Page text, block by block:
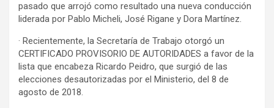
pasado que arrojó como resultado una nueva conducción
liderada por Pablo Micheli, José Rigane y Dora Martínez.
· Recientemente, la Secretaría de Trabajo otorgó un
CERTIFICADO PROVISORIO DE AUTORIDADES a favor de la
lista que encabeza Ricardo Peidro, que surgió de las
elecciones desautorizadas por el Ministerio, del 8 de
agosto de 2018.